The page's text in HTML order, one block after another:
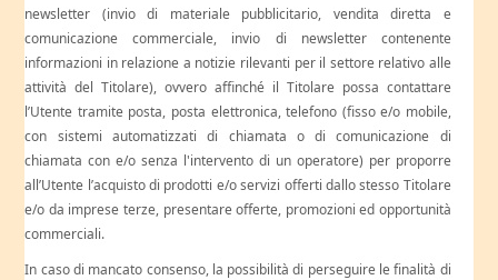
newsletter (invio di materiale pubblicitario, vendita diretta e
comunicazione commerciale, invio di newsletter contenente
informazioni in relazione a notizie rilevanti per il settore relativo alle
attività del Titolare), ovvero affinché il Titolare possa contattare
l’Utente tramite posta, posta elettronica, telefono (fisso e/o mobile,
con sistemi automatizzati di chiamata o di comunicazione di
chiamata con e/o senza l'intervento di un operatore) per proporre
all’Utente l’acquisto di prodotti e/o servizi offerti dallo stesso Titolare
e/o da imprese terze, presentare offerte, promozioni ed opportunità
commerciali.
In caso di mancato consenso, la possibilità di perseguire le finalità di